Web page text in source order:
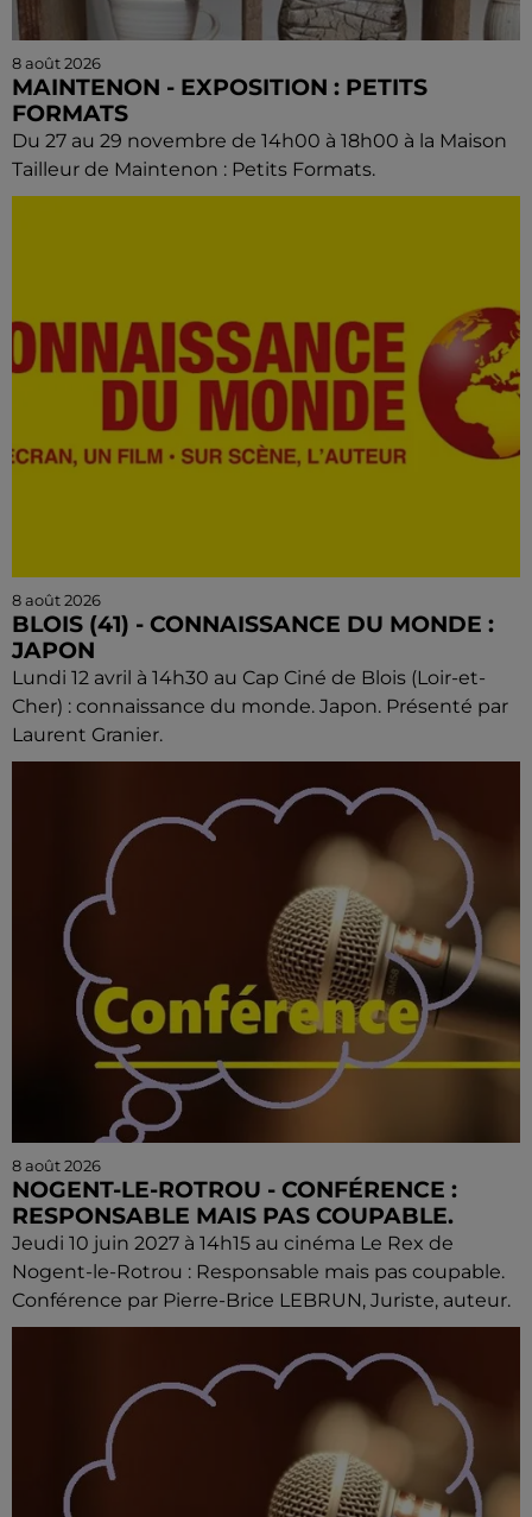
8 août 2026
MAINTENON - EXPOSITION : PETITS
FORMATS
Du 27 au 29 novembre de 14h00 à 18h00 à la Maison
Tailleur de Maintenon : Petits Formats.
8 août 2026
BLOIS (41) - CONNAISSANCE DU MONDE :
JAPON
Lundi 12 avril à 14h30 au Cap Ciné de Blois (Loir-et-
Cher) : connaissance du monde. Japon. Présenté par
Laurent Granier.
8 août 2026
NOGENT-LE-ROTROU - CONFÉRENCE :
RESPONSABLE MAIS PAS COUPABLE.
Jeudi 10 juin 2027 à 14h15 au cinéma Le Rex de
Nogent-le-Rotrou : Responsable mais pas coupable.
Conférence par Pierre-Brice LEBRUN, Juriste, auteur.